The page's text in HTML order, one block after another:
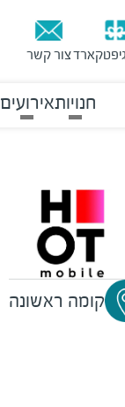
צור קשר
חנויותאירועים
קומה ראשונה